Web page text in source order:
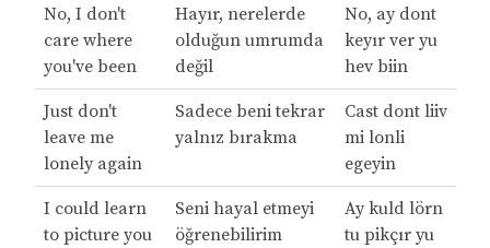
No, I don't
care where
you've been
Hayır, nerelerde
olduğun umrumda
değil
No, ay dont
keyır ver yu
hev biin
Just don't
leave me
lonely again
Sadece beni tekrar
yalnız bırakma
Cast dont liiv
mi lonli
egeyin
I could learn
to picture you
Seni hayal etmeyi
öğrenebilirim
Ay kuld lörn
tu pikçır yu